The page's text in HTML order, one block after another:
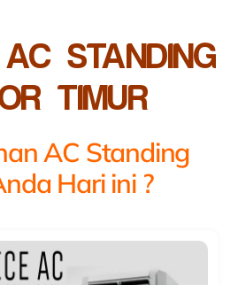
STANDING
TIMUR
AC Standing
Hari ini ?